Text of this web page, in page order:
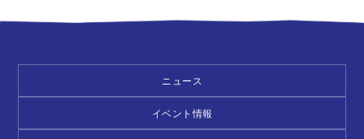
ニュース
イベント情報